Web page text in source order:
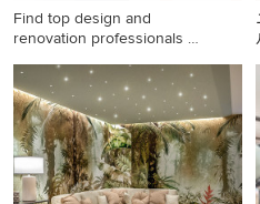
Find top design and
renovation professionals on